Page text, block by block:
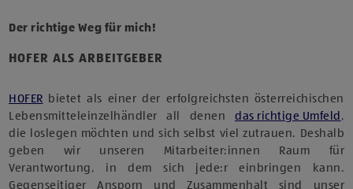
HOFER ALS ARBEITGEBER
Der richtige Weg für mich!
HOFER bietet als einer der erfolgreichsten österreichischen
Lebensmitteleinzelhändler all denen das richtige Umfeld ,
die loslegen möchten und sich selbst viel zutrauen. Deshalb
geben wir unseren Mitarbeiter:innen Raum für
Verantwortung, in dem sich jede:r einbringen kann.
Gegenseitiger Ansporn und Zusammenhalt sind unser